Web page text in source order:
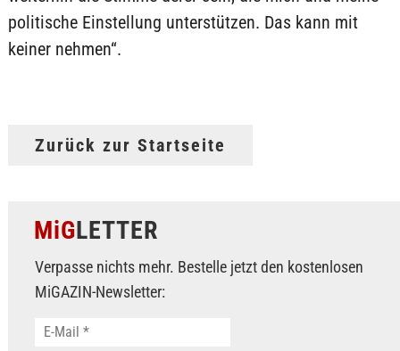
politische Einstellung unterstützen. Das kann mit
keiner nehmen“.
Zurück zur Startseite
MiGLETTER
Verpasse nichts mehr. Bestelle jetzt den kostenlosen
MiGAZIN-Newsletter: